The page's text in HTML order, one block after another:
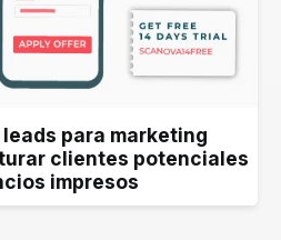
para marketing
clientes potenciales
impresos